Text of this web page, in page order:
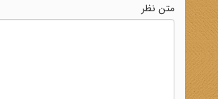
متن نظر